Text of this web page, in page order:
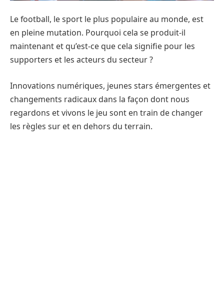
Le football, le sport le plus populaire au monde, est
en pleine mutation. Pourquoi cela se produit-il
maintenant et qu’est-ce que cela signifie pour les
supporters et les acteurs du secteur ?
Innovations numériques, jeunes stars émergentes et
changements radicaux dans la façon dont nous
regardons et vivons le jeu sont en train de changer
les règles sur et en dehors du terrain.